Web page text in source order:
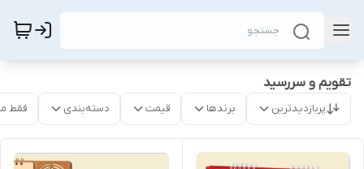
تقویم و سررسید
پربازدیدترین برندها قیمت دسته‌بندی فقط